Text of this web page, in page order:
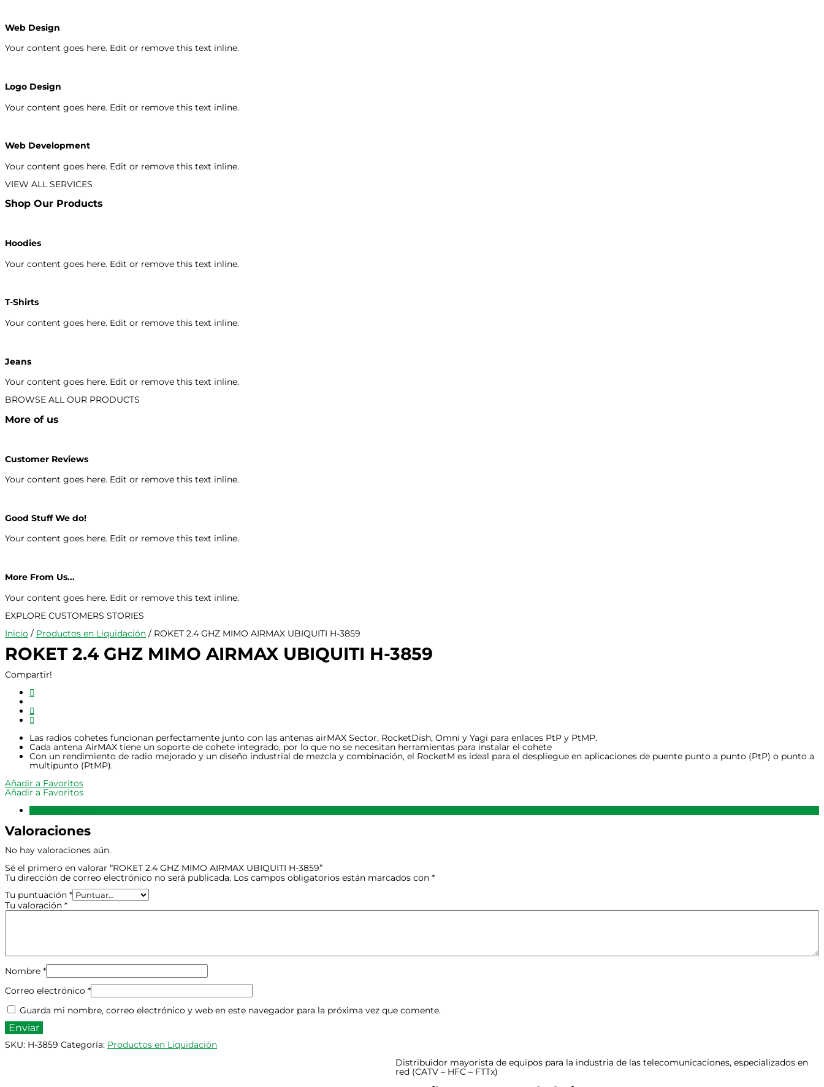
Web Design
Your content goes here. Edit or remove this text inline.
Logo Design
Your content goes here. Edit or remove this text inline.
Web Development
Your content goes here. Edit or remove this text inline.
VIEW ALL SERVICES
Shop Our Products
Hoodies
Your content goes here. Edit or remove this text inline.
T-Shirts
Your content goes here. Edit or remove this text inline.
Jeans
Your content goes here. Edit or remove this text inline.
BROWSE ALL OUR PRODUCTS
More of us
Customer Reviews
Your content goes here. Edit or remove this text inline.
Good Stuff We do!
Your content goes here. Edit or remove this text inline.
More From Us...
Your content goes here. Edit or remove this text inline.
EXPLORE CUSTOMERS STORIES
Inicio / Productos en Liquidación / ROKET 2.4 GHZ MIMO AIRMAX UBIQUITI H-3859
ROKET 2.4 GHZ MIMO AIRMAX UBIQUITI H-3859
Compartir!
Las radios cohetes funcionan perfectamente junto con las antenas airMAX Sector, RocketDish, Omni y Yagi para enlaces PtP y PtMP.
Cada antena AirMAX tiene un soporte de cohete integrado, por lo que no se necesitan herramientas para instalar el cohete
Con un rendimiento de radio mejorado y un diseño industrial de mezcla y combinación, el RocketM es ideal para el despliegue en aplicaciones de puente punto a punto (PtP) o punto a
multipunto (PtMP).
Añadir a Favoritos
Añadir a Favoritos
Valoraciones
No hay valoraciones aún.
Sé el primero en valorar “ROKET 2.4 GHZ MIMO AIRMAX UBIQUITI H-3859”
Tu dirección de correo electrónico no será publicada. Los campos obligatorios están marcados con *
Tu puntuación *
Tu valoración *
Nombre *
Correo electrónico *
Guarda mi nombre, correo electrónico y web en este navegador para la próxima vez que comente.
SKU: H-3859 Categoría: Productos en Liquidación
Distribuidor mayorista de equipos para la industria de las telecomunicaciones, especializados en
red (CATV – HFC – FTTx)